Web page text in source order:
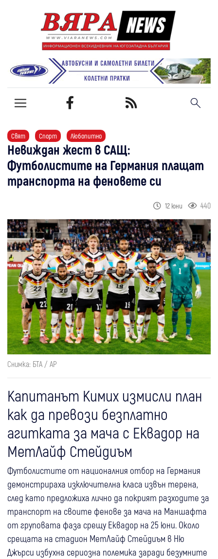
Свят Спорт Любопитно
Невиждан жест в САЩ:
Футболистите на Германия плащат
транспорта на феновете си
12 юни 440
Снимка: БТА / AP
Капитанът Кимих измисли план
как да превози безплатно
агитката за мача с Еквадор на
МетЛайф Стейдиъм
Футболистите от националния отбор на Германия
демонстрираха изключителна класа извън терена,
след като предложиха лично да покрият разходите за
транспорт на своите фенове за мача на Маншафта
от груповата фаза срещу Еквадор на 25 юни. Около
срещата на стадион МетЛайф Стейдиъм в Ню
Джърси избухна сериозна полемика заради безумните